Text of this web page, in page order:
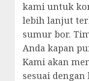
kami untuk
lebih lanjut
sumur bor.
Anda kapan
Kami akan
sesuai